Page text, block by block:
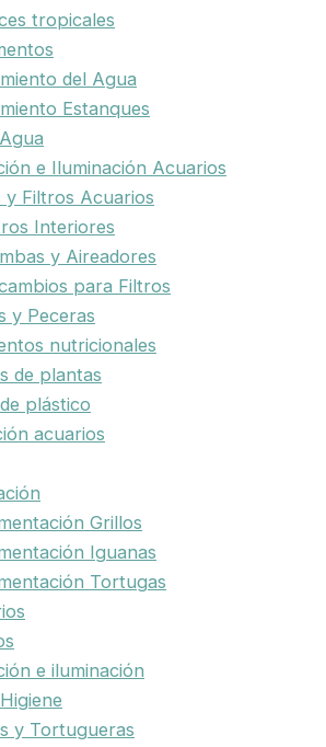
tropicales
del Agua
Estanques
e Iluminación Acuarios
y Filtros Acuarios
Interiores
y Aireadores
para Filtros
y Peceras
nutricionales
de plantas
plástico
acuarios
Grillos
Iguanas
Tortugas
e iluminación
y Tortugueras